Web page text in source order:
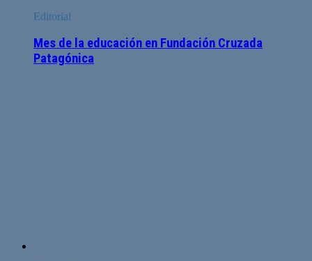
Editorial
Mes de la educación en Fundación Cruzada
Patagónica